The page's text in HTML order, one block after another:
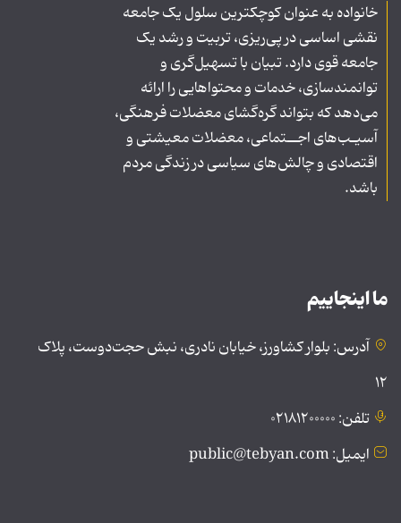
خانواده به عنوان کوچکترین سلول یک جامعه
نقشی اساسی در پی‌ریزی، تربیت و رشد یک
جامعه قوی دارد. تبیان با تسهیل‌گری و
توانمندسازی، خدمات و محتواهایی را ارائه
می‌دهد که بتواند گره‌گشای معضلات فرهنگی،
آسیـب‌های اجــتماعی، معضلات معیشتی و
اقتصادی و چالش‌های سیاسی در زندگی مردم
باشد.
ما اینجاییم
آدرس: بلوار کشاورز، خیابان نادری، نبش حجت‌دوست، پلاک
۱۲
تلفن: ۰۲۱۸۱۲۰۰۰۰۰
ایمیل: public@tebyan.com